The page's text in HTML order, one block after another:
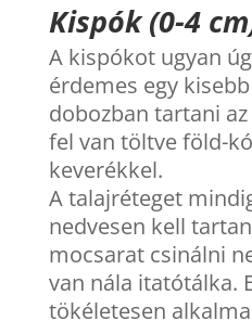
Kispók (0-4
A kispókot ugyan
érdemes egy
dobozban tartani
fel van töltve föld-
keverékkel.
A talajréteget
nedvesen kell
mocsarat csinálni
van nála itatótálka.
tökéletesen